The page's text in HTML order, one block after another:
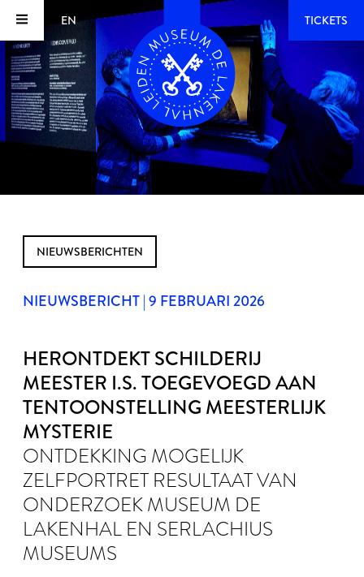
EN TICKETS
NIEUWSBERICHTEN
NIEUWSBERICHT | 9 FEBRUARI 2026
HERONTDEKT SCHILDERIJ
MEESTER I.S. TOEGEVOEGD AAN
TENTOONSTELLING MEESTERLIJK
MYSTERIE
ONTDEKKING MOGELIJK
ZELFPORTRET RESULTAAT VAN
ONDERZOEK MUSEUM DE
LAKENHAL EN SERLACHIUS
MUSEUMS